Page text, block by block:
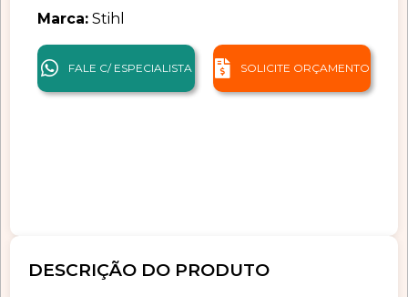
Marca: Stihl
FALE C/ ESPECIALISTA SOLICITE ORÇAMENTO
DESCRIÇÃO DO PRODUTO